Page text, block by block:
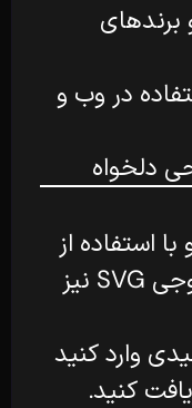
برندهای
در وب و
دلخواه
استفاده از
هوش مصنوعی که فایل خروجی SVG نیز
وارد کنید
کنید.